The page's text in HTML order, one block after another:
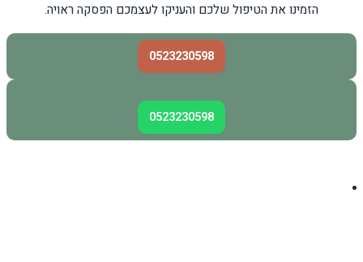
הזמינו את הטיפול שלכם והעניקו לעצמכם הפסקה ראויה.
0523230598
0523230598